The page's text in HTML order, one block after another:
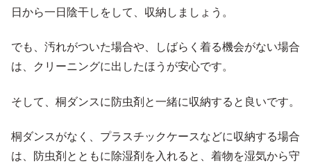
日から一日陰干しをして、収納しましょう。
でも、汚れがついた場合や、しばらく着る機会がない場合
は、クリーニングに出したほうが安心です。
そして、桐ダンスに防虫剤と一緒に収納すると良いです。
桐ダンスがなく、プラスチックケースなどに収納する場合
は、防虫剤とともに除湿剤を入れると、着物を湿気から守